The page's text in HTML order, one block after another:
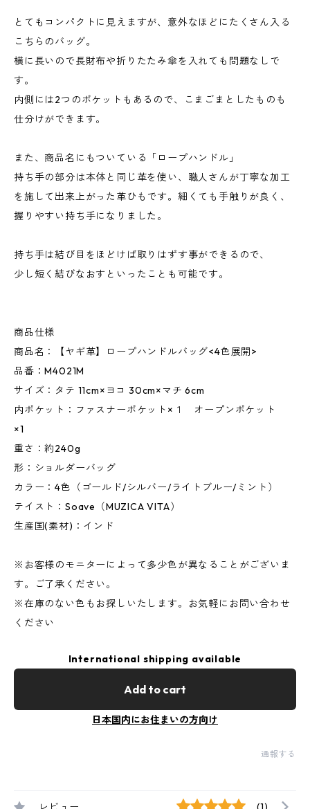
とてもコンパクトに見えますが、意外なほどにたくさん入る
こちらのバッグ。
横に長いので長財布や折りたたみ傘を入れても問題なしで
す。
内側には2つのポケットもあるので、こまごまとしたものも
仕分けができます。
また、商品名にもついている「ロープハンドル」
持ち手の部分は本体と同じ革を使い、職人さんが丁寧な加工
を施して出来上がった革ひもです。細くても手触りが良く、
握りやすい持ち手になりました。
持ち手は結び目をほどけば取りはずす事ができるので、
少し短く結びなおすといったことも可能です。
商品仕様
商品名：【ヤギ革】ロープハンドルバッグ<4色展開>
品番：M4021M
サイズ：タテ 11cm×ヨコ 30cm×マチ 6cm
内ポケット：ファスナーポケット×１ オープンポケット
×1
重さ：約240g
形：ショルダーバッグ
カラー：4色（ゴールド/シルバー/ライトブルー/ミント）
テイスト：Soave（MUZICA VITA）
生産国(素材)：インド
※お客様のモニターによって多少色が異なることがございま
す。ご了承ください。
※在庫のない色もお探しいたします。お気軽にお問い合わせ
ください
International shipping available
Add to cart
日本国内にお住まいの方向け
通報する